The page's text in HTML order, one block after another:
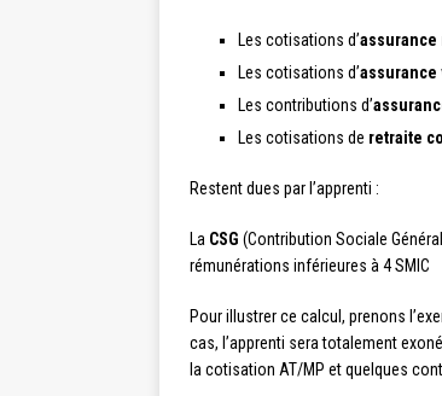
Les cotisations d’assurance
Les cotisations d’
Les contributions d’
Les cotisations de retraite
Restent dues par l’apprenti :
La CSG (Contribution Sociale
rémunérations inférieures à 4 SMIC
Pour illustrer ce calcul, prenons
cas, l’apprenti sera totalement
la cotisation AT/MP et quelques